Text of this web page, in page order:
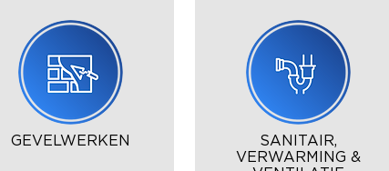
GEVELWERKEN
SANITAIR,
VERWARMING &